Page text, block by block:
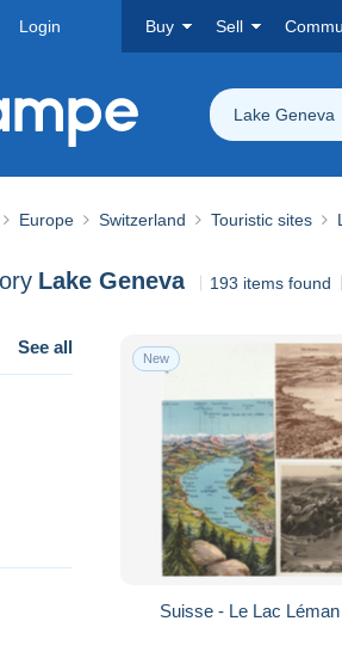
Login Buy Sell
Lake Geneva
Europe Switzerland Touristic sites
Lake Geneva 193 items found
See all
New
Suisse - Le Lac